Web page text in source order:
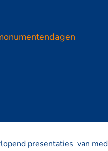
presentaties van